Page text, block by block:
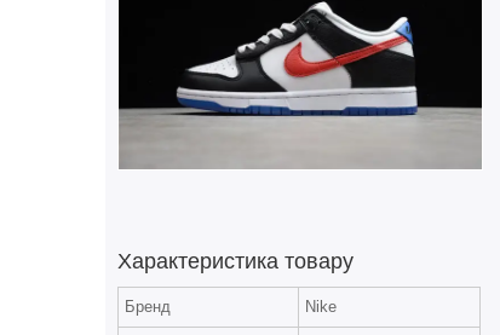
Характеристика товару
Бренд Nike